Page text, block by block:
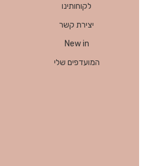
לקוחותינו
יצירת קשר
New in
המועדפים שלי